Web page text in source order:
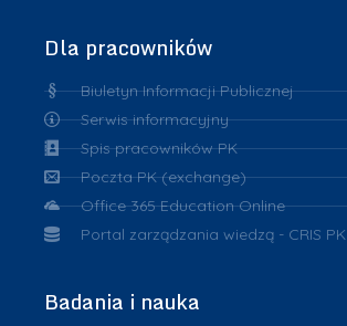
Dla pracowników
Biuletyn Informacji Publicznej
Serwis informacyjny
Spis pracowników PK
Poczta PK (exchange)
Office 365 Education Online
Portal zarządzania wiedzą - CRIS PK
Badania i nauka